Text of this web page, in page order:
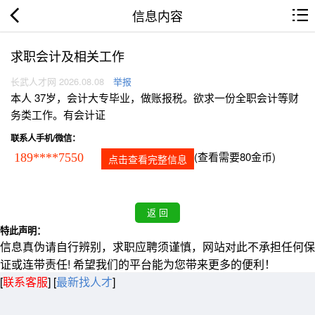
信息内容
求职会计及相关工作
长武人才网 2026.08.08 举报
本人 37岁，会计大专毕业，做账报税。欲求一份全职会计等财
务类工作。有会计证
联系人手机/微信：
189****7550 点击查看完整信息 (查看需要80金币)
特此声明：
信息真伪请自行辨别，求职应聘须谨慎，网站对此不承担任何保
证或连带责任! 希望我们的平台能为您带来更多的便利！
[联系客服] [最新找人才]